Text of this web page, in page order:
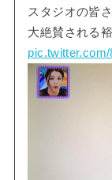
スタジオの皆
大絶賛される